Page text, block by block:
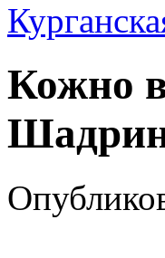
Кожно